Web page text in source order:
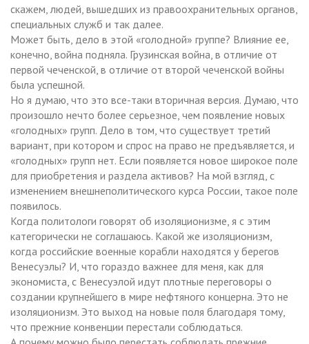
скажем, людей, вышедших из правоохранительных органов,
специальных служб и так далее.
Может быть, дело в этой «голодной» группе? Влияние ее,
конечно, война подняла. Грузинская война, в отличие от
первой чеченской, в отличие от второй чеченской войны
была успешной.
Но я думаю, что это все-таки вторичная версия. Думаю, что
произошло нечто более серьезное, чем появление новых
«голодных» групп. Дело в том, что существует третий
вариант, при котором и спрос на право не предъявляется, и
«голодных» групп нет. Если появляется новое широкое поле
для приобретения и раздела активов? На мой взгляд, с
изменением внешнеполитического курса России, такое поле
появилось.
Когда политологи говорят об изоляционизме, я с этим
категорически не соглашаюсь. Какой же изоляционизм,
когда российские военные корабли находятся у берегов
Венесуэлы? И, что гораздо важнее для меня, как для
экономиста, с Венесуэлой идут плотные переговоры о
создании крупнейшего в мире нефтяного концерна. Это не
изоляционизм. Это выход на новые поля благодаря тому,
что прежние конвенции перестали соблюдаться.